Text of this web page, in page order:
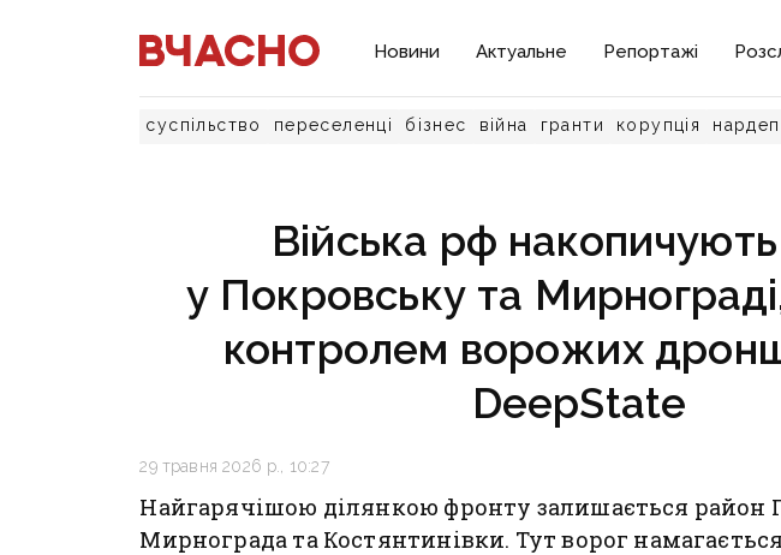
Новини Актуальне Репортажі
суспільство переселенці бізнес війна гранти корупція
Війська рф
у Покровську та
контролем ворожих
DeepState
29 травня 2026 р., 10:27
Найгарячішою ділянкою фронту залишається район
Мирнограда та Костянтинівки. Тут ворог